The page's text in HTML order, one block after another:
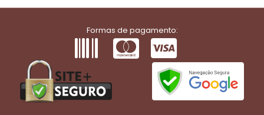
Formas de pagamento: